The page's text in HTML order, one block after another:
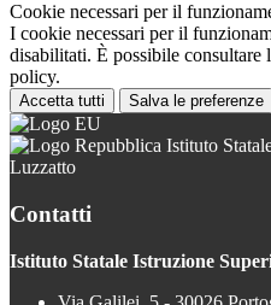
Cookie necessari per il
I cookie necessari per il
disabilitati. È possibile consultare
policy.
Accetta tutti Salva le preferenze
Istituto
Luzzatto
Contatti
Istituto Statale Istruzione